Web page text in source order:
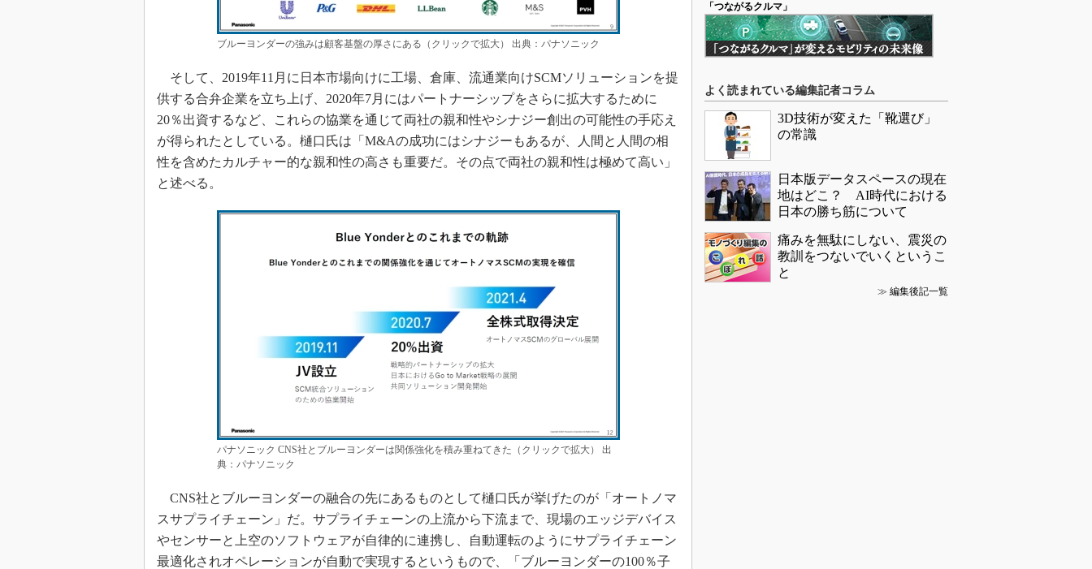
ブルーヨンダーの強みは顧客基盤の厚さにある（クリックで拡大） 出典：パナソニック
そして、2019年11月に日本市場向けに工場、倉庫、流通業向けSCMソリューションを提
供する合弁企業を立ち上げ、2020年7月にはパートナーシップをさらに拡大するために
20％出資するなど、これらの協業を通じて両社の親和性やシナジー創出の可能性の手応え
が得られたとしている。樋口氏は「M&Aの成功にはシナジーもあるが、人間と人間の相
性を含めたカルチャー的な親和性の高さも重要だ。その点で両社の親和性は極めて高い」
と述べる。
パナソニック CNS社とブルーヨンダーは関係強化を積み重ねてきた（クリックで拡大） 出
典：パナソニック
CNS社とブルーヨンダーの融合の先にあるものとして樋口氏が挙げたのが「オートノマ
スサプライチェーン」だ。サプライチェーンの上流から下流まで、現場のエッジデバイス
やセンサーと上空のソフトウェアが自律的に連携し、自動運転のようにサプライチェーン
最適化されオペレーションが自動で実現するというもので、「ブルーヨンダーの100％子
「つながるクルマ」
よく読まれている編集記者コラム
3D技術が変えた「靴選び」
の常識
日本版データスペースの現在
地はどこ？ AI時代における
日本の勝ち筋について
痛みを無駄にしない、震災の
教訓をつないでいくというこ
と
≫ 編集後記一覧